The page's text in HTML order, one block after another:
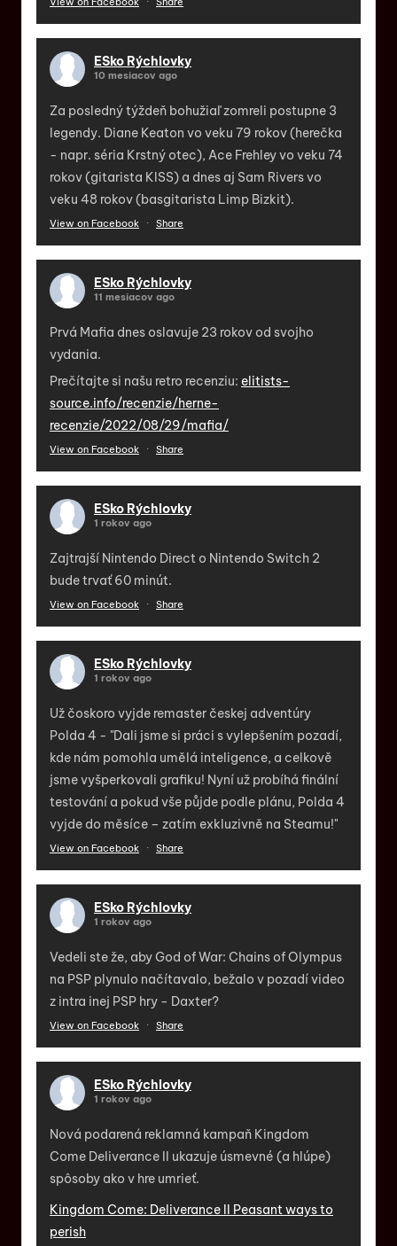
ESko Rýchlovky
10 mesiacov ago
Za posledný týždeň bohužiaľ zomreli postupne 3
legendy. Diane Keaton vo veku 79 rokov (herečka
- napr. séria Krstný otec), Ace Frehley vo veku 74
rokov (gitarista KISS) a dnes aj Sam Rivers vo
veku 48 rokov (basgitarista Limp Bizkit).
View on Facebook · Share
ESko Rýchlovky
11 mesiacov ago
Prvá Mafia dnes oslavuje 23 rokov od svojho
vydania.
Prečítajte si našu retro recenziu: elitists-
source.info/recenzie/herne-
recenzie/2022/08/29/mafia/
View on Facebook · Share
ESko Rýchlovky
1 rokov ago
Zajtrajší Nintendo Direct o Nintendo Switch 2
bude trvať 60 minút.
View on Facebook · Share
ESko Rýchlovky
1 rokov ago
Už čoskoro vyjde remaster českej adventúry
Polda 4 - "Dali jsme si práci s vylepšením pozadí,
kde nám pomohla umělá inteligence, a celkově
jsme vyšperkovali grafiku! Nyní už probíhá finální
testování a pokud vše půjde podle plánu, Polda 4
vyjde do měsíce – zatím exkluzivně na Steamu!"
View on Facebook · Share
ESko Rýchlovky
1 rokov ago
Vedeli ste že, aby God of War: Chains of Olympus
na PSP plynulo načítavalo, bežalo v pozadí video
z intra inej PSP hry - Daxter?
View on Facebook · Share
ESko Rýchlovky
1 rokov ago
Nová podarená reklamná kampaň Kingdom
Come Deliverance II ukazuje úsmevné (a hlúpe)
spôsoby ako v hre umrieť.
Kingdom Come: Deliverance II Peasant ways to
perish